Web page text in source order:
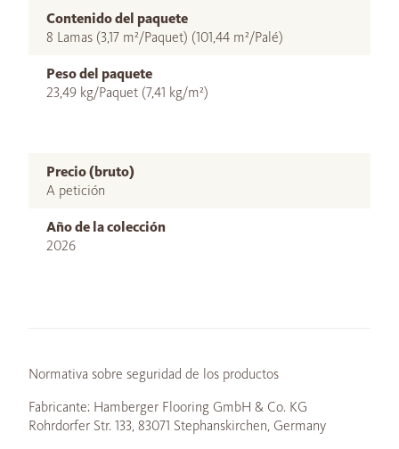
Contenido del paquete
8 Lamas (3,17 m²/Paquet) (101,44 m²/Palé)
Peso del paquete
23,49 kg/Paquet (7,41 kg/m²)
Precio (bruto)
A petición
Año de la colección
2026
Normativa sobre seguridad de los productos
Fabricante: Hamberger Flooring GmbH & Co. KG
Rohrdorfer Str. 133, 83071 Stephanskirchen, Germany